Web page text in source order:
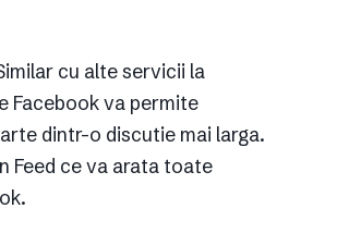
cu alte servicii la
Facebook va permite
dintr-o discutie mai larga.
Feed ce va arata toate